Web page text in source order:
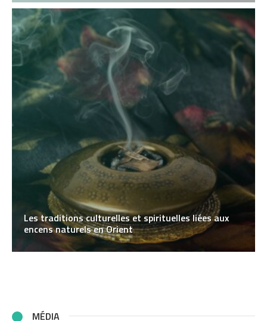
Les traditions culturelles et spirituelles liées aux
encens naturels en Orient
MÉDIA